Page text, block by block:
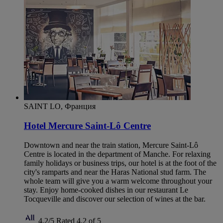
SAINT LO, Франция
Hotel Mercure Saint-Lô Centre
Downtown and near the train station, Mercure Saint-Lô
Centre is located in the department of Manche. For relaxing
family holidays or business trips, our hotel is at the foot of the
city's ramparts and near the Haras National stud farm. The
whole team will give you a warm welcome throughout your
stay. Enjoy home-cooked dishes in our restaurant Le
Tocqueville and discover our selection of wines at the bar.
4,2/5 Rated 4,2 of 5